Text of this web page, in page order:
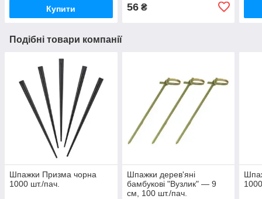
Купити 56₴
Подібні товари компанії
Шпажки Призма чорна
1000 шт./пач.
Шпажки дерев'яні
бамбукові "Вузлик" — 9
см, 100 шт./пач.